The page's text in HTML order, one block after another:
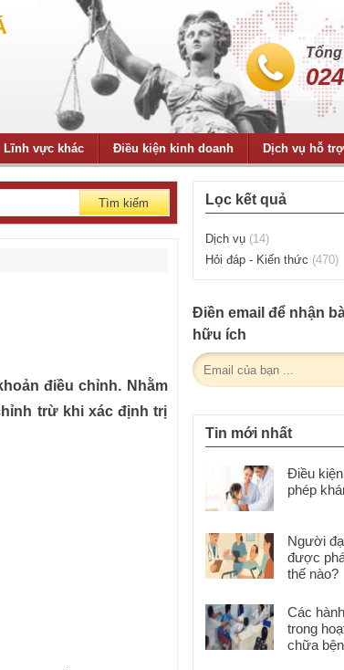
Lĩnh vực khác Điều kiện kinh doanh Dịch vụ hỗ
Tìm kiếm
điều chỉnh. Nhằm
trừ khi xác định trị
Lọc kết quả
Dịch vụ (14)
Hỏi đáp - Kiến thức (470)
Điền email để nhận
hữu ích
Tin mới nhất
Điều
phép
Người
được
thế nào?
Các
trong
chữa